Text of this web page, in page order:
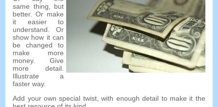
same thing, but
better. Or make
it easier to
understand. Or
show how it can
be changed to
make more
money. Give
more detail.
Illustrate a
faster way.
Add your own special twist,with enough detail to make it the